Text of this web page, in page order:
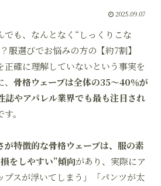
2025.09.07
でも、なんとなく“しっくりこな
服選びでお悩みの方の【約7割】
正確に理解していないという事実を
骨格ウェーブは全体の35～40％が
誌やアパレル業界でも最も注目され
。
特徴的な骨格ウェーブは、服の素
をしやすい”傾向があり、実際にア
プスが浮いてしまう」「パンツが太